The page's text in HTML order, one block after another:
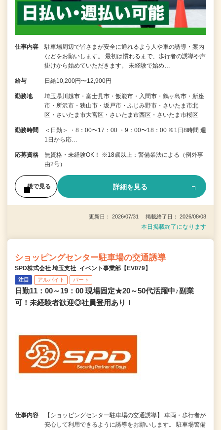
仕事内容
駐車場周辺で皆さまが安全に通れるよう人や車の誘導・案内
などをお願いします。 最初は慣れるまで、歩行者の誘導や声
掛けから始めていただきます。 未経験で始め…
給与 日給10,200円〜12,900円
勤務地
埼玉県川越市・富士見市・飯能市・入間市・鶴ヶ島市・新座
市・所沢市・狭山市・坂戸市・ふじみ野市・さいたま市北
区・さいたま市大宮区・さいたま市西区・さいたま市桜区
勤務時間
＜日勤＞ ・8：00〜17：00 ・9：00〜18：00 ※1日8時間 週
1日から応…
応募資格
無資格・未経験OK！ ※18歳以上：警備業法による（例外事
由2号）
後で見る 詳細を見る
更新日： 2026/07/31 掲載終了日： 2026/08/08
本日掲載終了になります
ショッピングセンター駐車場の交通誘導
SPD株式会社 埼玉支社_イベント事業部【EV079】
注目 アルバイト パート
日勤11：00～19：00 現場固定★20～50代活躍中♪副業
可！未経験者歓迎◎社員登用あり！
仕事内容
【ショッピングセンター駐車場の交通誘導】 車両・歩行者が
安心して利用できるように誘導をお願いします。 駐車場警備